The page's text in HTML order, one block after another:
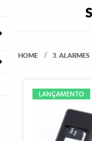
HOME 3. ALARMES
LANÇAMENTO